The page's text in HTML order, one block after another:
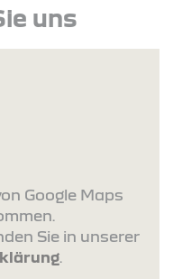
uns
Google Maps
Sie in unserer
.